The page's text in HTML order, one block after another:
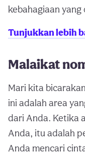
kebahagiaan
Tunjukkan lebih
Malaikat
Mari kita
ini adalah area
dari Anda. Ketika
Anda, itu adalah
Anda mencari